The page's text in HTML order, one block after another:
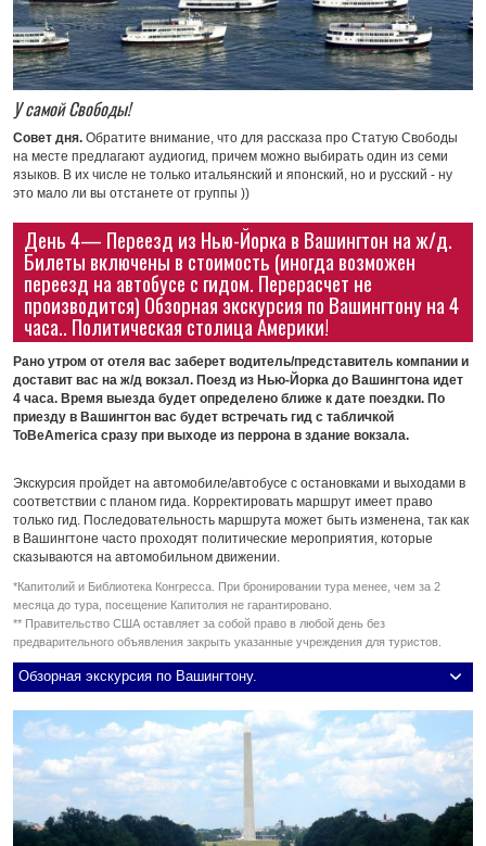
У самой Свободы!
Совет дня. Обратите внимание, что для рассказа про Статую Свободы
на месте предлагают аудиогид, причем можно выбирать один из семи
языков. В их числе не только итальянский и японский, но и русский - ну
это мало ли вы отстанете от группы ))
День 4— Переезд из Нью-Йорка в Вашингтон на ж/д.
Билеты включены в стоимость (иногда возможен
переезд на автобусе с гидом. Перерасчет не
производится) Обзорная экскурсия по Вашингтону на 4
часа.. Политическая столица Америки!
Рано утром от отеля вас заберет водитель/представитель компании и
доставит вас на ж/д вокзал. Поезд из Нью-Йорка до Вашингтона идет
4 часа. Время выезда будет определено ближе к дате поездки. По
приезду в Вашингтон вас будет встречать гид с табличкой
ToBeAmerica сразу при выходе из перрона в здание вокзала.
Экскурсия пройдет на автомобиле/автобусе с остановками и выходами в
соответствии с планом гида. Корректировать маршрут имеет право
только гид. Последовательность маршрута может быть изменена, так как
в Вашингтоне часто проходят политические мероприятия, которые
сказываются на автомобильном движении.
*Капитолий и Библиотека Конгресса. При бронировании тура менее, чем за 2
месяца до тура, посещение Капитолия не гарантировано.
** Правительство США оставляет за собой право в любой день без
предварительного объявления закрыть указанные учреждения для туристов.
Обзорная экскурсия по Вашингтону.